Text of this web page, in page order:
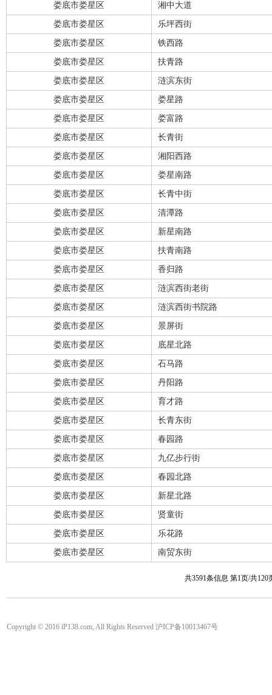
娄底市娄星区 湘中大道
娄底市娄星区 乐坪西街
娄底市娄星区 铁西路
娄底市娄星区 扶青路
娄底市娄星区 涟滨东街
娄底市娄星区 娄星路
娄底市娄星区 娄富路
娄底市娄星区 长青街
娄底市娄星区 湘阳西路
娄底市娄星区 娄星南路
娄底市娄星区 长青中街
娄底市娄星区 清潭路
娄底市娄星区 新星南路
娄底市娄星区 扶青南路
娄底市娄星区 香归路
娄底市娄星区 涟滨西街老街
娄底市娄星区 涟滨西街书院路
娄底市娄星区 景屏街
娄底市娄星区 底星北路
娄底市娄星区 石马路
娄底市娄星区 丹阳路
娄底市娄星区 育才路
娄底市娄星区 长青东街
娄底市娄星区 春园路
娄底市娄星区 九亿步行街
娄底市娄星区 春园北路
娄底市娄星区 新星北路
娄底市娄星区 贤童街
娄底市娄星区 乐花路
娄底市娄星区 南贸东街
共3591条信息 第1页/共
Copyright © 2016 iP138.com, All Rights Reserved 沪ICP备10013467号